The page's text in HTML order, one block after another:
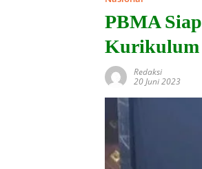
PBMA
Kurikulum
Redaksi
20 Juni 2023